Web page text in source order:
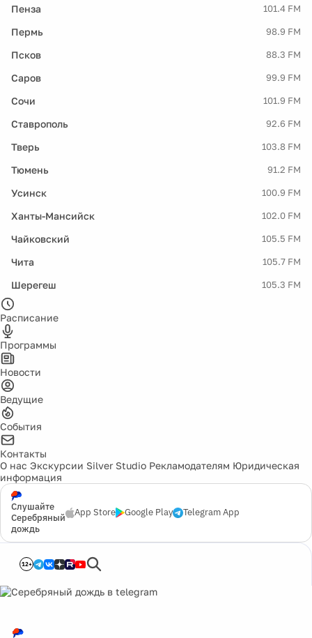
Пенза 101.4 FM
Пермь 98.9 FM
Псков 88.3 FM
Саров 99.9 FM
Сочи 101.9 FM
Ставрополь 92.6 FM
Тверь 103.8 FM
Тюмень 91.2 FM
Усинск 100.9 FM
Ханты-Мансийск 102.0 FM
Чайковский 105.5 FM
Чита 105.7 FM
Шерегеш 105.3 FM
Расписание
Программы
Новости
Ведущие
События
Контакты
О нас Экскурсии Silver Studio Рекламодателям Юридическая
информация
Слушайте
Серебряный
дождь
App Store Google Play Telegram App
12+